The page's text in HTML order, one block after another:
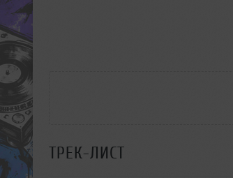
ТРЕК-ЛИСТ